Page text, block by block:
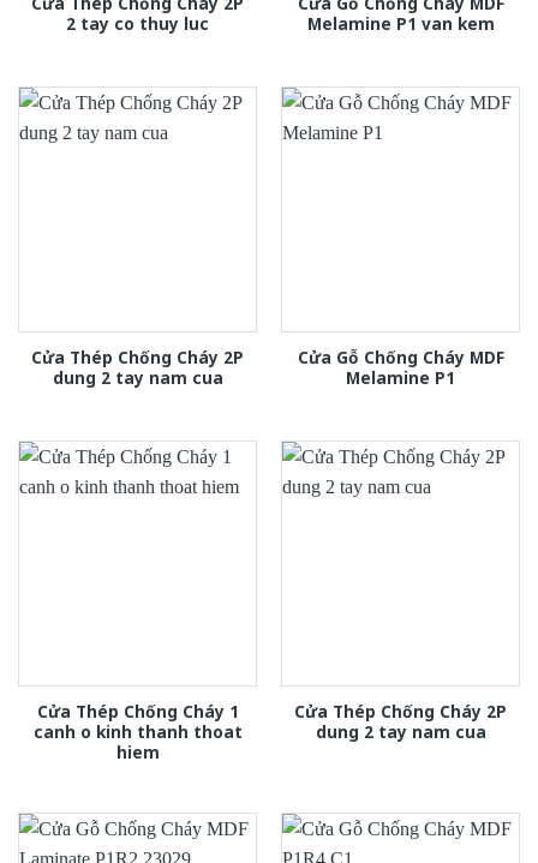
2 tay co thuy luc
Melamine P1 van kem
Cửa Thép Chống Cháy 2P
dung 2 tay nam cua
Cửa Gỗ Chống Cháy MDF
Melamine P1
Cửa Thép Chống Cháy 1
canh o kinh thanh thoat
hiem
Cửa Thép Chống Cháy 2P
dung 2 tay nam cua